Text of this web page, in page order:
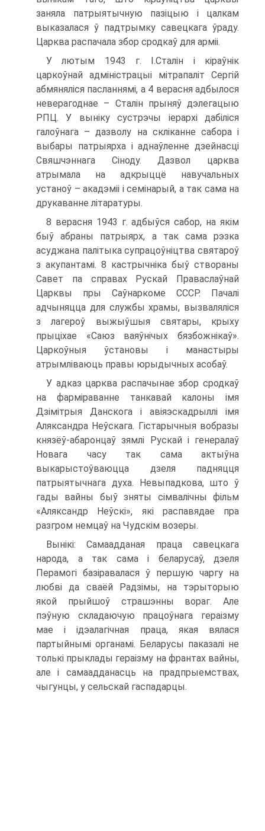
заняла патрыятычную пазіцыю і цалкам
выказалася ў падтрымку савецкага ўраду.
Царква распачала збор сродкаў для арміі.
У лютым 1943 г. І.Сталін і кіраўнік
царкоўнай адміністрацыі мітрапаліт Сергій
абмяняліся пасланнямі, а 4 верасня адбылося
неверагоднае – Сталін прыняў дэлегацыю
РПЦ. У выніку сустрэчы іерархі дабіліся
галоўнага – дазволу на скліканне сабора і
выбары патрыярха і аднаўленне дзейнасці
Свяшчэннага Сіноду. Дазвол царква
атрымала на адкрыццё навучальных
устаноў – акадэміі і семінарый, а так сама на
друкаванне літаратуры.
8 верасня 1943 г. адбыўся сабор, на якім
быў абраны патрыярх, а так сама рэзка
асуджана палітыка супрацоўніцтва святароў
з акупантамі. 8 кастрычніка быў створаны
Савет па справах Рускай Праваслаўнай
Царквы пры Саўнаркоме СССР. Пачалі
адчыняцца для службы храмы, вызваляліся
з лагероў выжыўшыя святары, крыху
прыціхае «Саюз ваяўнічых бязбожнікаў».
Царкоўныя ўстановы і манастыры
атрымліваюць правы юрыдычных асобаў.
У адказ царква распачынае збор сродкаў
на фарміраванне танкавай калоны імя
Дзімітрыя Данскога і авіяэскадрыллі імя
Аляксандра Неўскага. Гістарычныя вобразы
князёў-абаронцаў зямлі Рускай і генералаў
Новага часу так сама актыўна
выкарыстоўваюцца дзеля падняцця
патрыятычнага духа. Невыпадкова, што ў
гады вайны быў зняты сімвалічны фільм
«Аляксандр Неўскі», які распавядае пра
разгром немцаў на Чудскім возеры.
Вынікі: Самаадданая праца савецкага
народа, а так сама і беларусаў, дзеля
Перамогі базіравалася ў першую чаргу на
любві да сваёй Радзімы, на тэрыторыю
якой прыйшоў страшэнны вораг. Але
пэўную складаючую працоўнага гераізму
мае і ідэалагічная праца, якая вялася
партыйнымі органамі. Беларусы паказалі не
толькі прыклады гераізму на франтах вайны,
але і самаадданасць на прадпрыемствах,
чыгунцы, у сельскай гаспадарцы.